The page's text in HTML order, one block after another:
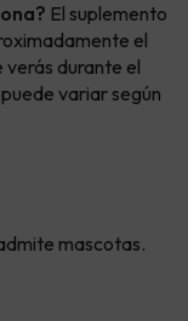
El suplemento
el
verás durante el
variar según
mascotas.